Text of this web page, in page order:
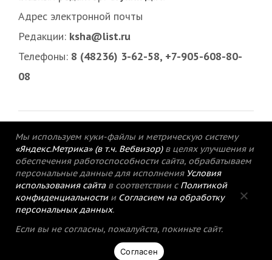
Адрес электронной почты
Редакции: ksha@list.ru
Телефоны: 8 (48236) 3-62-58, +7-905-608-80-
08
© 2015-2021 Редакция газеты «Кимрский
вестник».
Политика конфиденциальности
Мы используем куки-файлы и метрическую систему
«Яндекс.Метрика» (в т.ч. Вебвизор) в целях улучшения и
обеспечения работоспособности сайта, обрабатываем
персональные данные для исполнения Условия
использования сайтав соответствии с Политикой
конфиденциальностии Согласием на обработку
персональных данных.
Если вы не согласны, пожалуйста, покиньте сайт.
Согласен